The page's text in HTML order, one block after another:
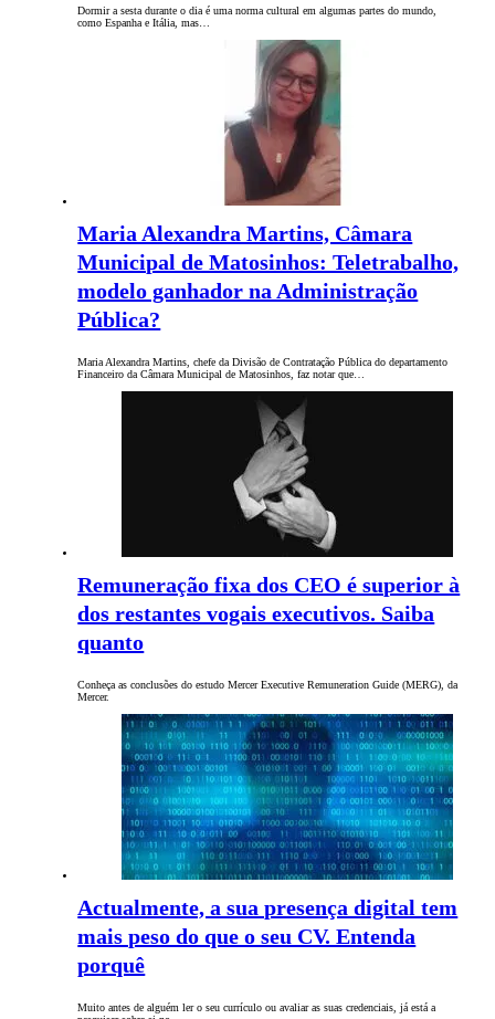
Dormir a sesta durante o dia é uma norma cultural em algumas partes do mundo,
como Espanha e Itália, mas…
Maria Alexandra Martins, Câmara
Municipal de Matosinhos: Teletrabalho,
modelo ganhador na Administração
Pública?
Maria Alexandra Martins, chefe da Divisão de Contratação Pública do departamento
Financeiro da Câmara Municipal de Matosinhos, faz notar que…
Remuneração fixa dos CEO é superior à
dos restantes vogais executivos. Saiba
quanto
Conheça as conclusões do estudo Mercer Executive Remuneration Guide (MERG), da
Mercer.
Actualmente, a sua presença digital tem
mais peso do que o seu CV. Entenda
porquê
Muito antes de alguém ler o seu currículo ou avaliar as suas credenciais, já está a